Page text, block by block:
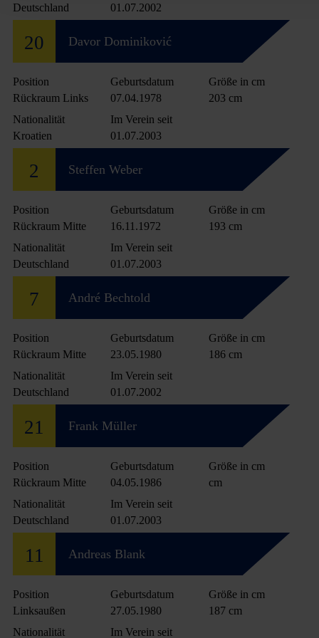
Deutschland
01.07.2002
20 Davor Dominiković
Position
Rückraum Links
Geburtsdatum
07.04.1978
Größe in cm
203 cm
Nationalität
Kroatien
Im Verein seit
01.07.2003
2 Steffen Weber
Position
Rückraum Mitte
Geburtsdatum
16.11.1972
Größe in cm
193 cm
Nationalität
Deutschland
Im Verein seit
01.07.2003
7 André Bechtold
Position
Rückraum Mitte
Geburtsdatum
23.05.1980
Größe in cm
186 cm
Nationalität
Deutschland
Im Verein seit
01.07.2002
21 Frank Müller
Position
Rückraum Mitte
Geburtsdatum
04.05.1986
Größe in cm
cm
Nationalität
Deutschland
Im Verein seit
01.07.2003
11 Andreas Blank
Position
Linksaußen
Geburtsdatum
27.05.1980
Größe in cm
187 cm
Nationalität
Im Verein seit